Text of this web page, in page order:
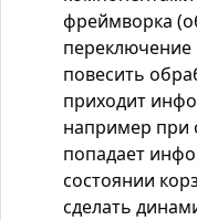
фреймворка
повесить
приходит
например при
попадает
состоянии
сделать